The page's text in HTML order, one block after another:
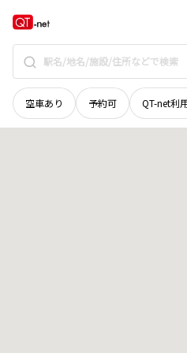
空車あり 予約可 QT-net利
北海道